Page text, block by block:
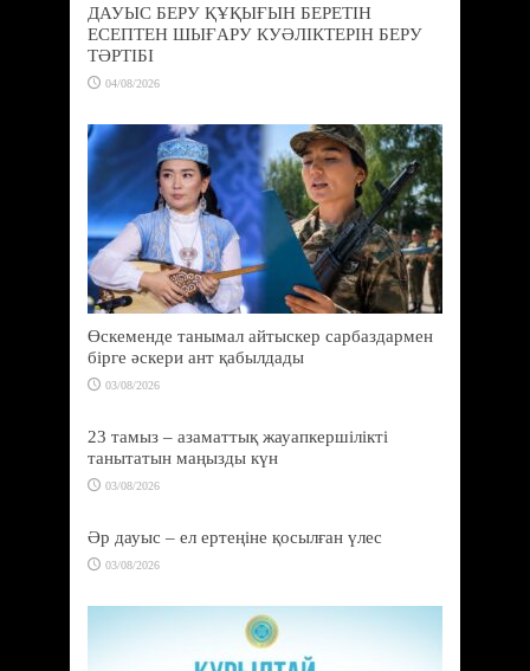
ДАУЫС БЕРУ ҚҰҚЫҒЫН БЕРЕТІН
ЕСЕПТЕН ШЫҒАРУ КУӘЛІКТЕРІН БЕРУ
ТӘРТІБІ
04/08/2026
Өскеменде танымал айтыскер сарбаздармен
бірге әскери ант қабылдады
03/08/2026
23 тамыз – азаматтық жауапкершілікті
танытатын маңызды күн
03/08/2026
Әр дауыс – ел ертеңіне қосылған үлес
03/08/2026